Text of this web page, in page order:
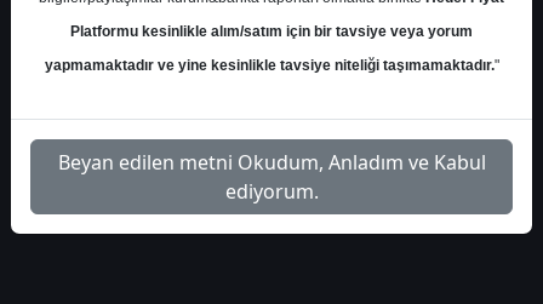
Platformu kesinlikle alım/satım için bir tavsiye veya yorum
yapmamaktadır ve yine kesinlikle tavsiye niteliği taşımamaktadır."
Beyan edilen metni Okudum, Anladım ve Kabul
ediyorum.